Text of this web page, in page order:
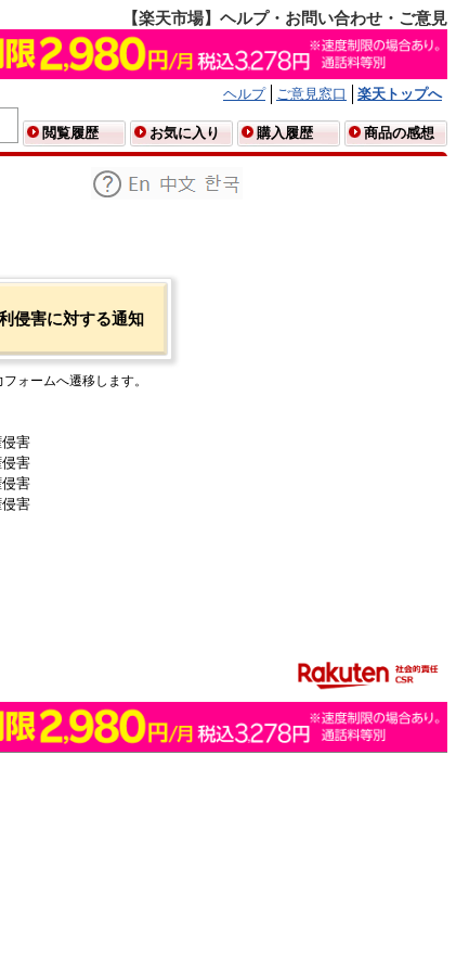
【楽天市場】ヘルプ・お問い合わせ・ご意見
ヘルプ ご意見窓口
楽天トップへ
閲覧履歴 お気に入り 購入履歴 商品の感想
侵害に対する通知
フォームへ遷移します。
侵害
侵害
侵害
侵害